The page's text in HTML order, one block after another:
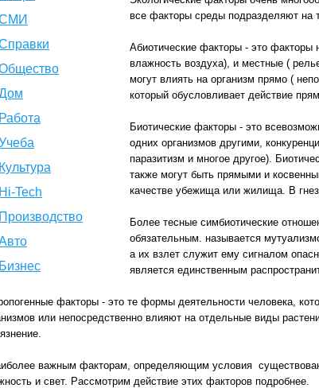
Работа
Культура
Hi-Tech
Производство
Бизнес
все факторы среды подразделяют на
Абиотические факторы - это факторы
влажность воздуха), и местные (
могут влиять на организм прямо (
который обусловливает действие
Биотические факторы - это
одних организмов другими,
паразитизм и многое другое).
также могут быть прямыми и
качестве убежища или жилища. В
Более тесные симбиотические
обязательным. называется
а их взлет служит ему сигналом
является единственным
факторы - это те формы деятельности человека,
или непосредственно влияют на отдельные виды
важным факторам, определяющим условия
и свет. Рассмотрим действие этих факторов подробнее.